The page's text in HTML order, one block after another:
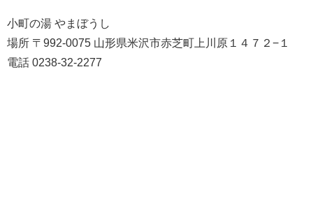
小町の湯 やまぼうし
場所 〒992-0075 山形県米沢市赤芝町上川原１４７２−１
電話 0238-32-2277